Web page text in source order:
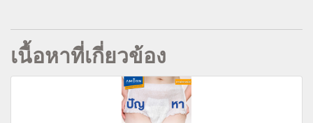
เนื้อหาที่เกี่ยวข้อง